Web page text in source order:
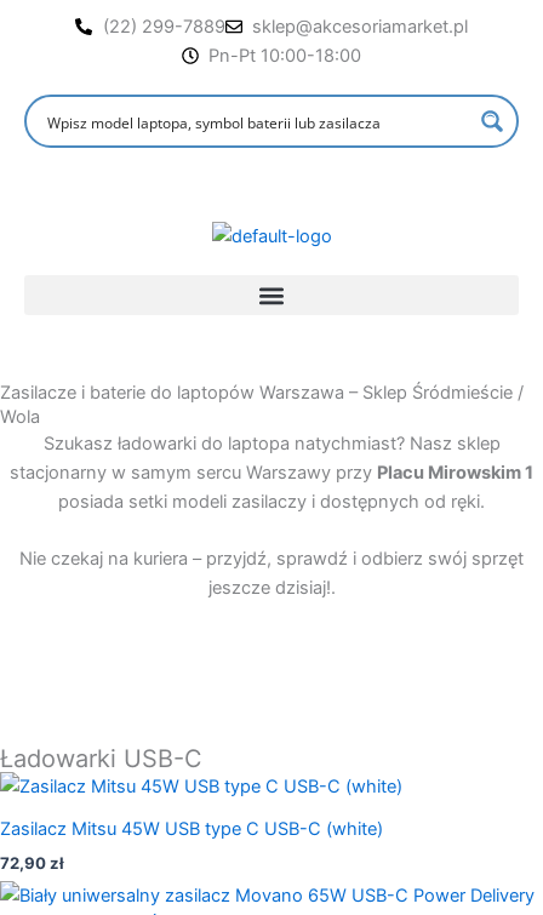
(22) 299-7889
sklep@akcesoriamarket.pl
Pn-Pt 10:00-18:00
Zasilacze i baterie do laptopów Warszawa – Sklep Śródmieście /
Wola
Szukasz ładowarki do laptopa natychmiast? Nasz sklep
stacjonarny w samym sercu Warszawy przy Placu Mirowskim 1
posiada setki modeli zasilaczy i dostępnych od ręki.
Nie czekaj na kuriera – przyjdź, sprawdź i odbierz swój sprzęt
jeszcze dzisiaj!.
Ładowarki USB-C
Zasilacz Mitsu 45W USB type C USB-C (white)
72,90zł